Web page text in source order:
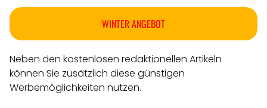
WINTER ANGEBOT
Neben den kostenlosen redaktionellen Artikeln
können Sie zusätzlich diese günstigen
Werbemöglichkeiten nutzen.